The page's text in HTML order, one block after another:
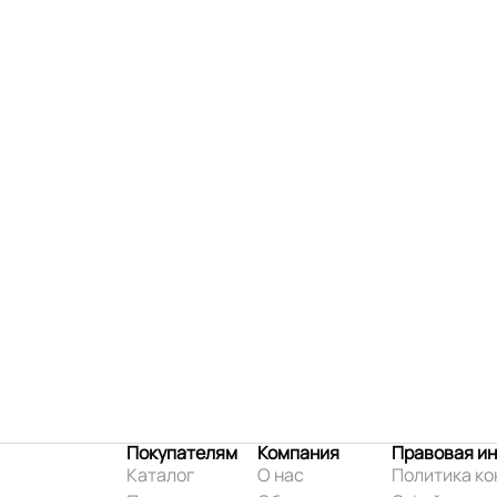
Покупателям
Каталог
Компания
О нас
Правовая
Политика